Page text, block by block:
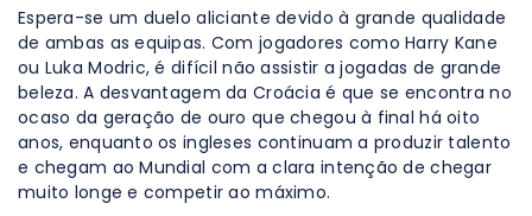
Espera-se um duelo aliciante devido à grande qualidade
de ambas as equipas. Com jogadores como Harry Kane
ou Luka Modric, é difícil não assistir a jogadas de grande
beleza. A desvantagem da Croácia é que se encontra no
ocaso da geração de ouro que chegou à final há oito
anos, enquanto os ingleses continuam a produzir talento
e chegam ao Mundial com a clara intenção de chegar
muito longe e competir ao máximo.